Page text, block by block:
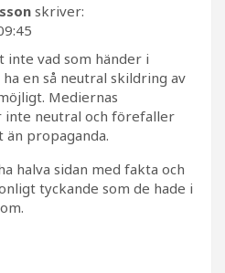
skriver:
inte vad som händer i
en så neutral skildring av
Mediernas
neutral och förefaller
än propaganda.
halva sidan med fakta och
tyckande som de hade i